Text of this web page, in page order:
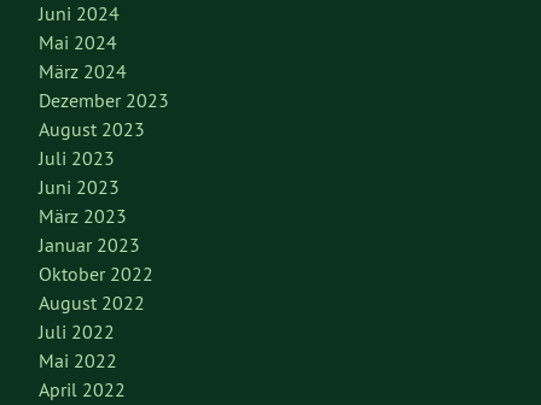
Juni 2024
Mai 2024
März 2024
Dezember 2023
August 2023
Juli 2023
Juni 2023
März 2023
Januar 2023
Oktober 2022
August 2022
Juli 2022
Mai 2022
April 2022